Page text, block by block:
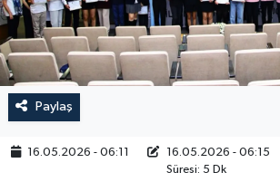
Paylaş
16.05.2026 - 06:11 16.05.2026 - 06:15
Süresi: 5 Dk
RESMİ İLAN